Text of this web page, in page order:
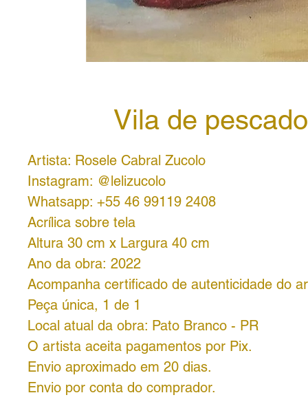
Vila de
Artista: Rosele Cabral Zucolo
Instagram: @lelizucolo
Whatsapp: +55 46 99119 2408
Acrílica sobre tela
Altura 30 cm x Largura 40 cm
Ano da obra: 2022
Acompanha certificado de autenticidade do
Peça única, 1 de 1
Local atual da obra: Pato Branco - PR
O artista aceita pagamentos por Pix.
Envio aproximado em 20 dias.
Envio por conta do comprador.